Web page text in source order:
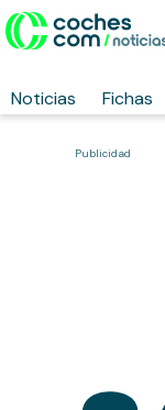
Noticias Fichas
Publicidad